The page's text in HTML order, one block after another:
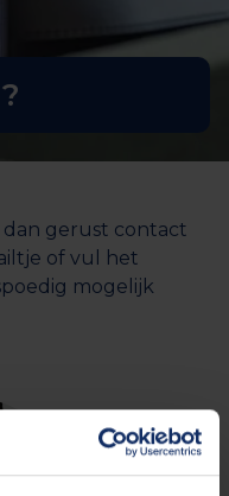
dan gerust contact
of vul het
mogelijk